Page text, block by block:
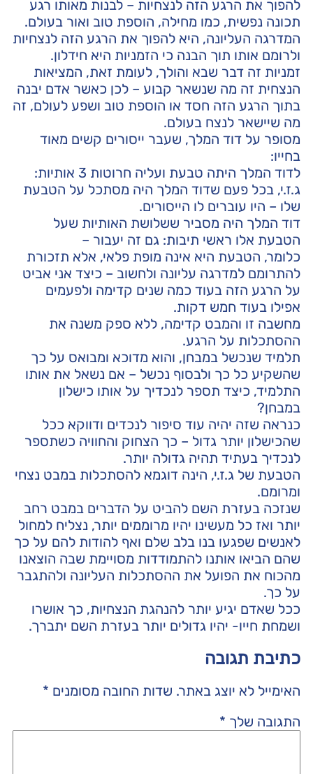
להפוך את הרגע הזה לנצחיות – לבנות מאותו רגע
תכונה נפשית, כמו מחילה, הוספת טוב ואור בעולם.
המדרגה העליונה, היא להפוך את הרגע הזה לנצחיות
ולרומם אותו תוך הבנה כי הזמניות היא חידלון.
זמניות זה דבר שבא והולך, לעומת זאת, המציאות
הנצחית זה מה שנשאר קבוע – לכן כאשר אדם יבנה
בתוך הרגע הזה חסד או הוספת טוב ושפע לעולם, זה
מה שיישאר לנצח בעולם.
מסופר על דוד המלך, שעבר ייסורים קשים מאוד
בחייו:
לדוד המלך היתה טבעת ועליה חרוטות 3 אותיות:
ג.ז.י, בכל פעם שדוד המלך היה מסתכל על הטבעת
שלו – היו עוברים לו הייסורים.
דוד המלך היה מסביר ששלושת האותיות שעל
הטבעת אלו ראשי תיבות: גם זה יעבור –
כלומר, הטבעת היא אינה מופת פלאי, אלא תזכורת
להתרומם למדרגה עליונה ולחשוב – כיצד אני אביט
על הרגע הזה בעוד כמה שנים קדימה ולפעמים
אפילו בעוד חמש דקות.
מחשבה זו והמבט קדימה, ללא ספק משנה את
ההסתכלות על הרגע.
תלמיד שנכשל במבחן, והוא מדוכא ומבואס על כך
שהשקיע כל כך ולבסוף נכשל – אם נשאל את אותו
התלמיד, כיצד תספר לנכדיך על אותו כישלון
במבחן?
כנראה שזה יהיה עוד סיפור לנכדים ודווקא ככל
שהכישלון יותר גדול – כך הצחוק והחוויה כשתספר
לנכדיך בעתיד תהיה גדולה יותר.
הטבעת של ג.ז.י, הינה דוגמא להסתכלות במבט נצחי
ומרומם.
שנזכה בעזרת השם להביט על הדברים במבט רחב
יותר ואז כל מעשינו יהיו מרוממים יותר, נצליח למחול
לאנשים שפגעו בנו בלב שלם ואף להודות להם על כך
שהם הביאו אותנו להתמודדות מסויימת שבה הוצאנו
מהכוח את הפועל את ההסתכלות העליונה ולהתגבר
על כך.
ככל שאדם יגיע יותר להנהגת הנצחיות, כך אושרו
ושמחת חייו- יהיו גדולים יותר בעזרת השם יתברך.
כתיבת תגובה
האימייל לא יוצג באתר. שדות החובה מסומנים *
התגובה שלך *